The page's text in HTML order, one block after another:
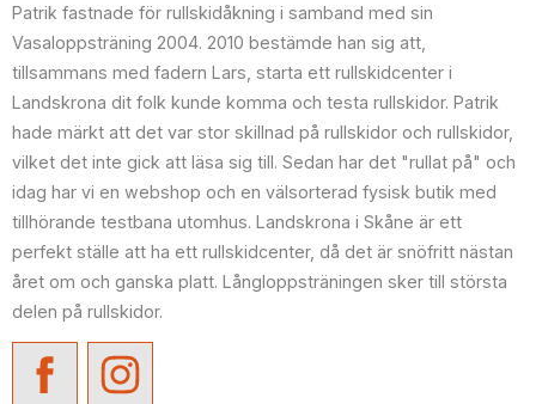
Patrik fastnade för rullskidåkning i samband med sin
Vasaloppsträning 2004. 2010 bestämde han sig att,
tillsammans med fadern Lars, starta ett rullskidcenter i
Landskrona dit folk kunde komma och testa rullskidor. Patrik
hade märkt att det var stor skillnad på rullskidor och rullskidor,
vilket det inte gick att läsa sig till. Sedan har det "rullat på" och
idag har vi en webshop och en välsorterad fysisk butik med
tillhörande testbana utomhus. Landskrona i Skåne är ett
perfekt ställe att ha ett rullskidcenter, då det är snöfritt nästan
året om och ganska platt. Långloppsträningen sker till största
delen på rullskidor.